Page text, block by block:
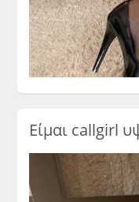
Είμαι callgirl